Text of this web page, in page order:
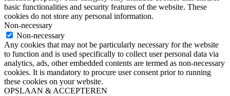
basic functionalities and security features of the website. These
cookies do not store any personal information.
Non-necessary
Non-necessary
Any cookies that may not be particularly necessary for the website
to function and is used specifically to collect user personal data via
analytics, ads, other embedded contents are termed as non-necessary
cookies. It is mandatory to procure user consent prior to running
these cookies on your website.
OPSLAAN & ACCEPTEREN